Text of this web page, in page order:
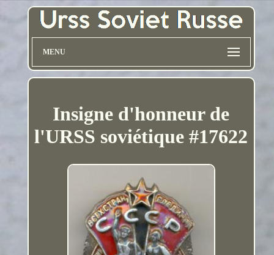
MENU
Insigne d'honneur de
l'URSS soviétique #17622